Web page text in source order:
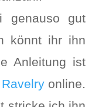
genauso gut
könnt ihr ihn
Anleitung ist
Ravelryonline.